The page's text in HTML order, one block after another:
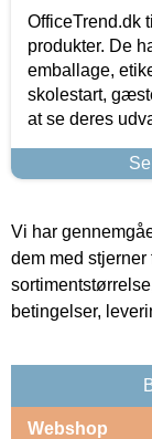
OfficeTrend.dk
produkter. De
emballage,
skolestart,
at se deres
Vi har
dem med stjerner
betingelser,
Webshop